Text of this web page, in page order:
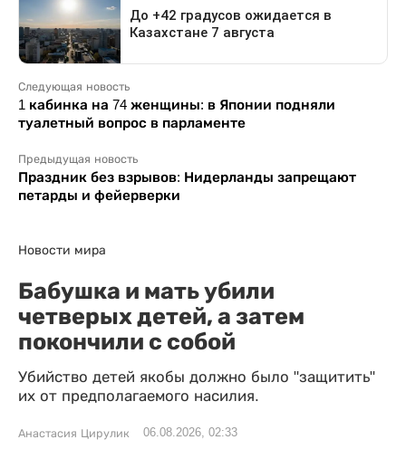
Следующая новость
1 кабинка на 74 женщины: в Японии подняли
туалетный вопрос в парламенте
Предыдущая новость
Праздник без взрывов: Нидерланды запрещают
петарды и фейерверки
Новости мира
Бабушка и мать убили
четверых детей, а затем
покончили с собой
Убийство детей якобы должно было "защитить"
их от предполагаемого насилия.
Анастасия Цирулик 06.08.2026, 02:33